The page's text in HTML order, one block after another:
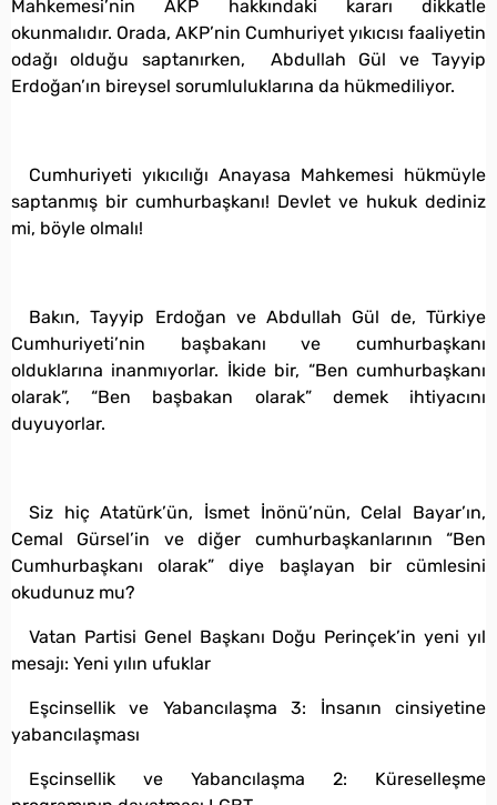
Mahkemesi’nin AKP hakkındaki kararı dikkatle
okunmalıdır. Orada, AKP’nin Cumhuriyet yıkıcısı faaliyetin
odağı olduğu saptanırken, Abdullah Gül ve Tayyip
Erdoğan’ın bireysel sorumluluklarına da hükmediliyor.
Cumhuriyeti yıkıcılığı Anayasa Mahkemesi hükmüyle
saptanmış bir cumhurbaşkanı! Devlet ve hukuk dediniz
mi, böyle olmalı!
Bakın, Tayyip Erdoğan ve Abdullah Gül de, Türkiye
Cumhuriyeti’nin başbakanı ve cumhurbaşkanı
olduklarına inanmıyorlar. İkide bir, “Ben cumhurbaşkanı
olarak”, “Ben başbakan olarak” demek ihtiyacını
duyuyorlar.
Siz hiç Atatürk’ün, İsmet İnönü’nün, Celal Bayar’ın,
Cemal Gürsel’in ve diğer cumhurbaşkanlarının “Ben
Cumhurbaşkanı olarak” diye başlayan bir cümlesini
okudunuz mu?
Vatan Partisi Genel Başkanı Doğu Perinçek’in yeni yıl
mesajı: Yeni yılın ufuklar
Eşcinsellik ve Yabancılaşma 3: İnsanın cinsiyetine
yabancılaşması
Eşcinsellik ve Yabancılaşma 2: Küreselleşme